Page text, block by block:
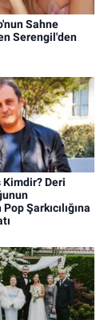
Sahne
Serengil'den
Deri
Şarkıcılığına